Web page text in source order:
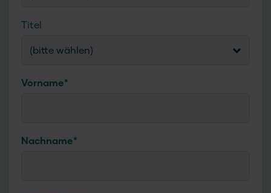
Titel
(bitte wählen)
Vorname*
Nachname*